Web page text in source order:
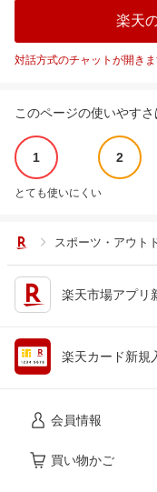
楽天
対話方式のチャットが開きま
このページの使いやす
1 2
とても使いにくい
スポーツ・アウト
楽天市場アプリ
楽天カード新規
会員情報
買い物かご